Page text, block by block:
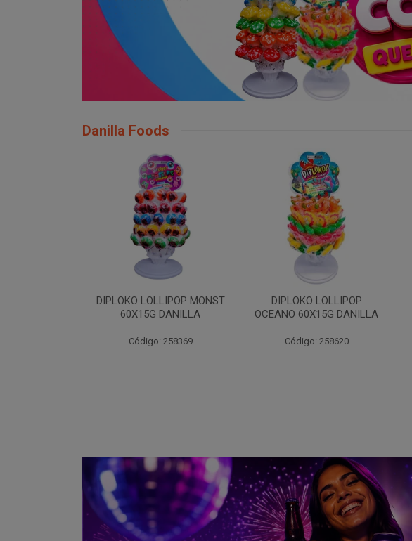
Danilla Foods
DIPLOKO LOLLIPOP
OCEANO 60X15G DANILLA
Código: 258620
DIPLOKO LOLLIPOP ARCO
POP 60X15G DANILLA
Código: 258621